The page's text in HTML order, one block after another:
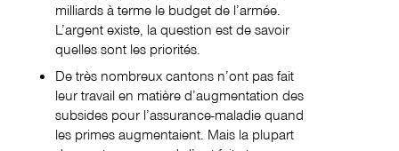
milliards à terme le budget de l’armée.
L’argent existe, la question est de savoir
quelles sont les priorités.
De très nombreux cantons n’ont pas fait
leur travail en matière d’augmentation des
subsides pour l’assurance-maladie quand
les primes augmentaient. Mais la plupart